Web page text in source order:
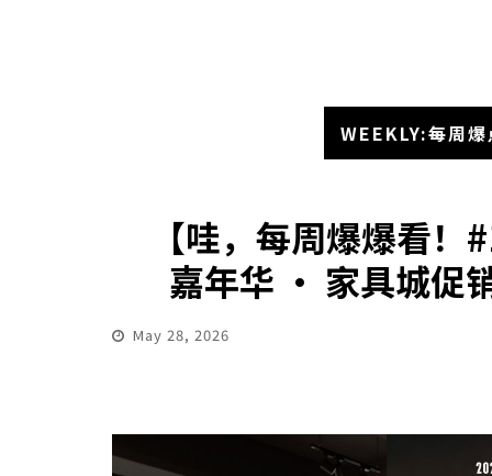
WEEKLY:每周爆
【哇，每周爆爆看
嘉年华 · 家具城促
May 28, 2026